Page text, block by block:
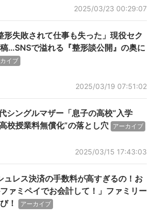
2025/03/23 00:29:07
形失敗されて仕事も失った」現役セク
…SNSで溢れる『整形談公開』の奥に
イブ
2025/03/19 07:51:02
シングルマザー「息子の高校“入学
校授業料無償化”の落とし穴 アーカイブ
2025/03/15 17:43:03
ュレス決済の手数料が高すぎるの！お
ァミペイでお会計して！」ファミリー
！
アーカイブ